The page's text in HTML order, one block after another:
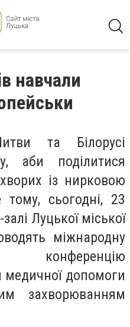
навчали
та Білорусі
аби поділитися
із нирковою
тому, сьогодні, 23
Луцької міської
міжнародну
конференцію
медичної допомоги
захворюванням